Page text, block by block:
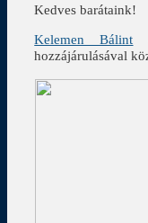
Kedves barátaink!
Kelemen Bálint
hozzájárulásával